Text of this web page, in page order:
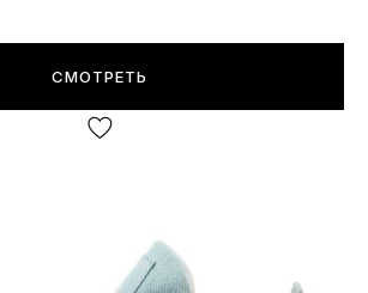
СМОТРЕТЬ